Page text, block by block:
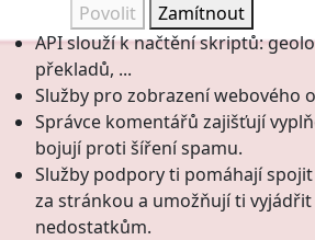
Povolit
Zamítnout
API slouží k načtění skriptů:
překladů, ...
Služby pro zobrazení webového
Správce komentářů zajišťují
bojují proti šíření spamu.
Služby podpory ti pomáhají
za stránkou a umožňují ti vyjádřit
nedostatkům.